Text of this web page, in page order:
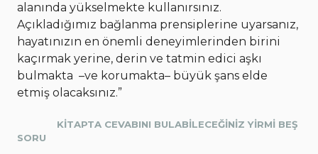
alanında yükselmekte kullanırsınız.
Açıkladığımız bağlanma prensiplerine uyarsanız,
hayatınızın en önemli deneyimlerinden birini
kaçırmak yerine, derin ve tatmin edici aşkı
bulmakta –ve korumakta– büyük şans elde
etmiş olacaksınız.”
KİTAPTA CEVABINI BULABİLECEĞİNİZ YİRMİ BEŞ
SORU